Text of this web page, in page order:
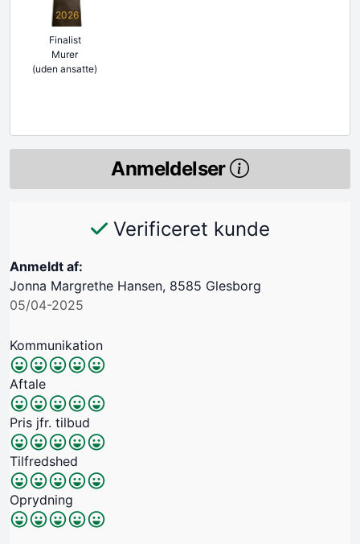
2026
Finalist
Murer
(uden ansatte)
Anmeldelser
Verificeret kunde
Anmeldt af:
Jonna Margrethe Hansen, 8585 Glesborg
05/04-2025
Kommunikation
Aftale
Pris jfr. tilbud
Tilfredshed
Oprydning